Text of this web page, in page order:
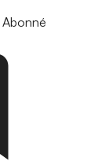
Abonné